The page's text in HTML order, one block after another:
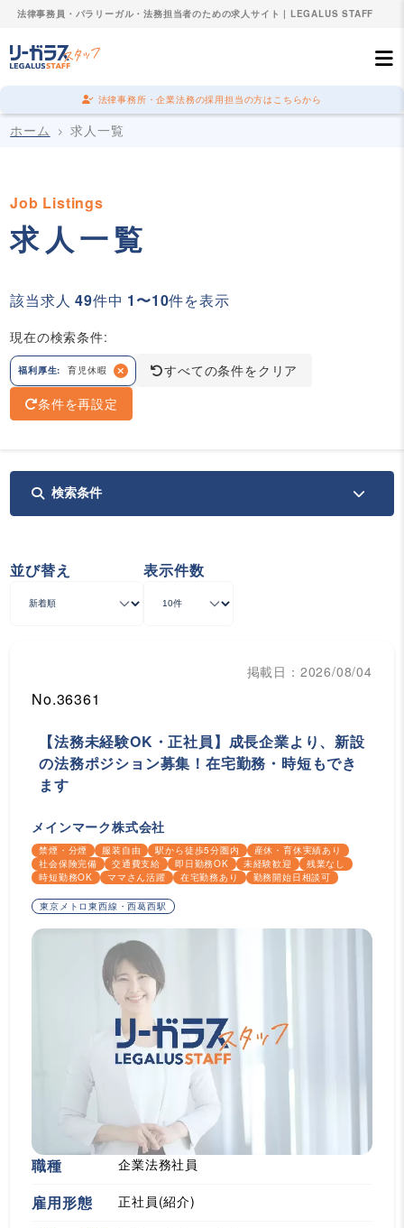
法律事務員・パラリーガル・法務担当者のための求人サイト | LEGALUS STAFF
法律事務所・企業法務の採用担当の方はこちらから
ホーム 求人一覧
Job Listings
求人一覧
該当求人49件中 1〜10件を表示
現在の検索条件:
福利厚生: 育児休暇
すべての条件をクリア
条件を再設定
検索条件
並び替え 表示件数
掲載日：2026/08/04
No.36361
【法務未経験OK・正社員】成長企業より、新設
の法務ポジション募集！在宅勤務・時短もでき
ます
メインマーク株式会社
禁煙・分煙 服装自由 駅から徒歩5分圏内
産休・育休実績あり
社会保険完備
交通費支給 即日勤務OK 未経験歓迎
残業なし
時短勤務OK
ママさん活躍 在宅勤務あり 勤務開始日相談可
東京メトロ東西線・西葛西駅
職種 企業法務社員
雇用形態 正社員(紹介)